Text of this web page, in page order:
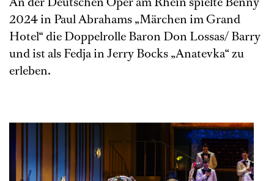
2024 in Paul Abrahams „Märchen im Grand
Hotel“ die Doppelrolle Baron Don Lossas/ Barry
und ist als Fedja in Jerry Bocks „Anatevka“ zu
erleben.